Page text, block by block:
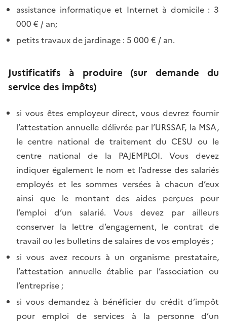
assistance informatique et Internet à domicile : 3
000 € / an;
petits travaux de jardinage : 5 000 € / an.
Justificatifs à produire (sur demande du
service des impôts)
si vous êtes employeur direct, vous devrez fournir
l’attestation annuelle délivrée par l’URSSAF, la MSA,
le centre national de traitement du CESU ou le
centre national de la PAJEMPLOI. Vous devez
indiquer également le nom et l’adresse des salariés
employés et les sommes versées à chacun d’eux
ainsi que le montant des aides perçues pour
l’emploi d’un salarié. Vous devez par ailleurs
conserver la lettre d’engagement, le contrat de
travail ou les bulletins de salaires de vos employés ;
si vous avez recours à un organisme prestataire,
l’attestation annuelle établie par l’association ou
l’entreprise ;
si vous demandez à bénéficier du crédit d’impôt
pour emploi de services à la personne d’un